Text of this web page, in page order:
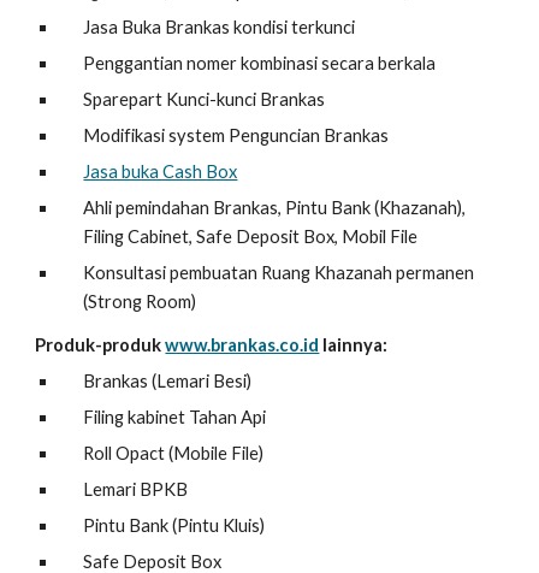
Jasa Buka Brankas kondisi terkunci
Penggantian nomer kombinasi secara berkala
Sparepart Kunci-kunci Brankas
Modifikasi system Penguncian Brankas
Jasa buka Cash Box
Ahli pemindahan Brankas, Pintu Bank (Khazanah),
Filing Cabinet, Safe Deposit Box, Mobil File
Konsultasi pembuatan Ruang Khazanah permanen
(Strong Room)
Produk-produkwww.brankas.co.id lainnya:
Brankas (Lemari Besi)
Filing kabinet Tahan Api
Roll Opact (Mobile File)
Lemari BPKB
Pintu Bank (Pintu Kluis)
Safe Deposit Box